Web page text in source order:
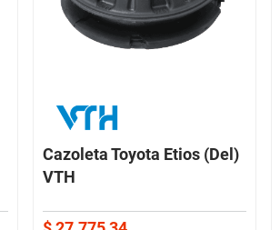
Cazoleta Toyota Etios (Del)
VTH